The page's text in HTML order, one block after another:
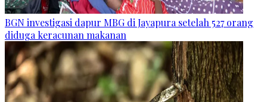
BGN investigasi dapur MBG di Jayapura setelah 527 orang
diduga keracunan makanan